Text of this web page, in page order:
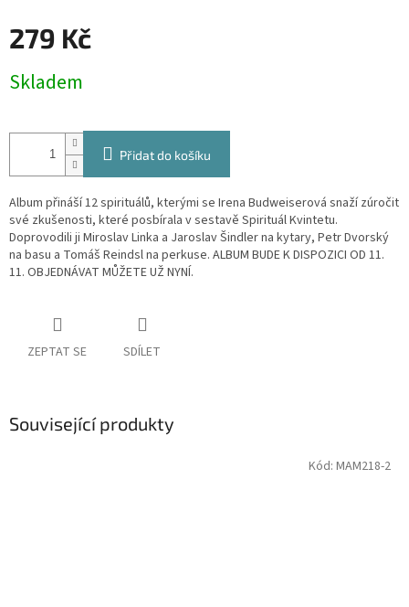
279 Kč
cena:
Skladem
Přidat do košíku
Album přináší 12 spirituálů, kterými se Irena Budweiserová snaží zúročit
své zkušenosti, které posbírala v sestavě Spirituál Kvintetu.
Doprovodili ji Miroslav Linka a Jaroslav Šindler na kytary, Petr Dvorský
na basu a Tomáš Reindsl na perkuse. ALBUM BUDE K DISPOZICI OD 11.
11. OBJEDNÁVAT MŮŽETE UŽ NYNÍ.
ZEPTAT SE SDÍLET
Související produkty
Kód: MAM218-2